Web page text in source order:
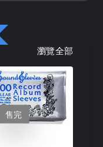
瀏覽全部
售完